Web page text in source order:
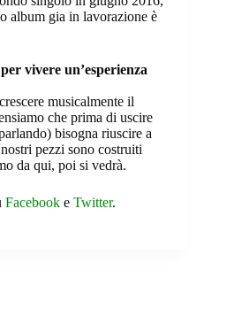
album gia in lavorazione è
vivere un’esperienza
musicalmente il
che prima di uscire
bisogna riuscire a
pezzi sono costruiti
da qui, poi si vedrà.
Facebook e Twitter.